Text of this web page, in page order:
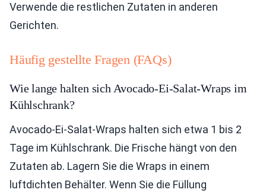
Verwende die restlichen Zutaten in anderen
Gerichten.
Häufig gestellte Fragen (FAQs)
Wie lange halten sich Avocado-Ei-Salat-Wraps im
Kühlschrank?
Avocado-Ei-Salat-Wraps halten sich etwa 1 bis 2
Tage im Kühlschrank. Die Frische hängt von den
Zutaten ab. Lagern Sie die Wraps in einem
luftdichten Behälter. Wenn Sie die Füllung